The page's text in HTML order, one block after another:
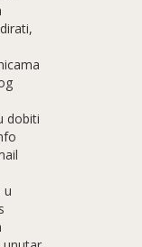
dobiti
u